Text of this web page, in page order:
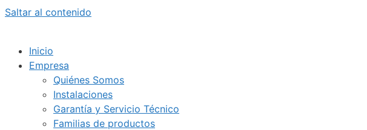
Saltar al contenido
Inicio
Empresa
Quiénes Somos
Instalaciones
Garantía y Servicio Técnico
Familias de productos